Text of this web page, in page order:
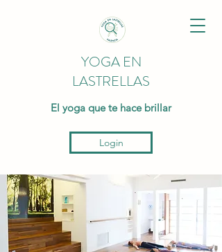
YOGA EN
LASTRELLAS
El yoga que te hace brillar
Login